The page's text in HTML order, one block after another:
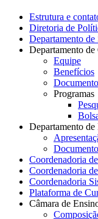
Estrutura e
Diretoria de
Departamento de
Departamento de
Equipe
Benefícios
Programas
Departamento
Coordenadoria
Coordenadoria
Coordenadoria
Plataforma de
Câmara de